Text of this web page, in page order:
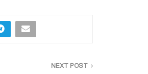
NEXT POST